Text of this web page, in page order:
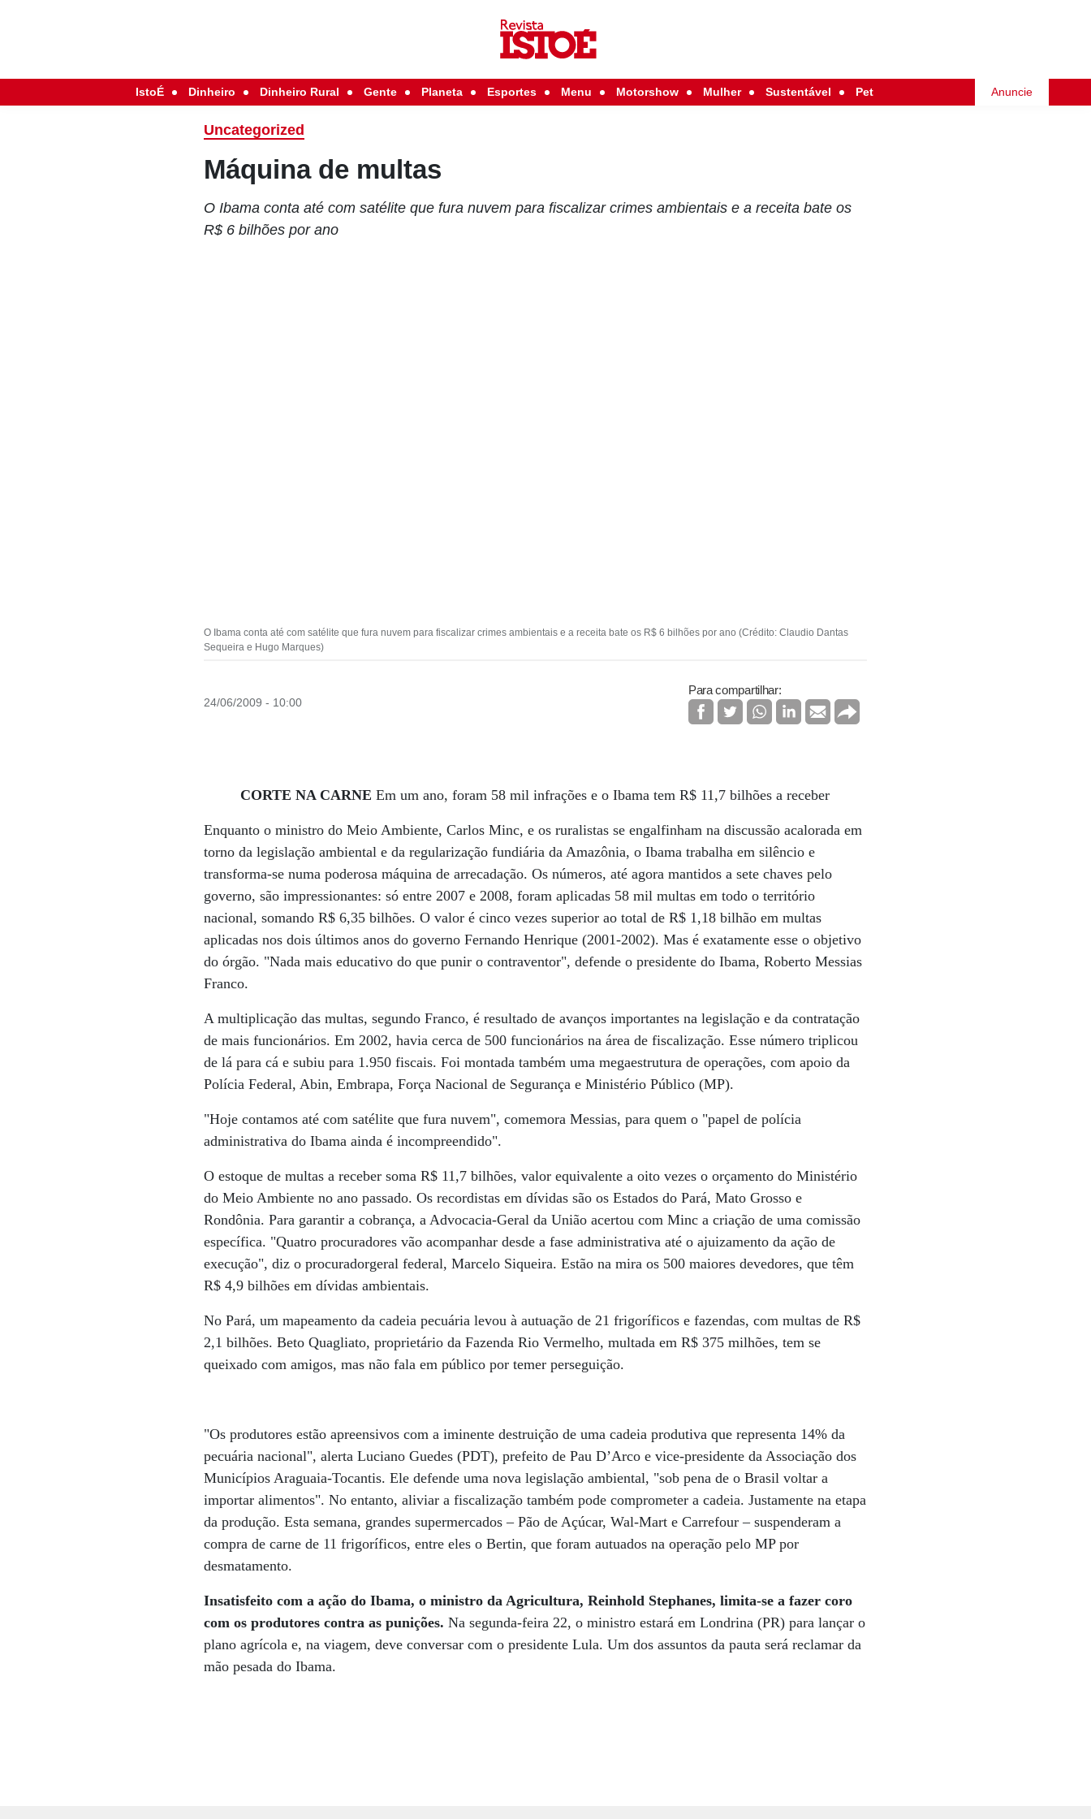
IstoÉ Dinheiro Dinheiro Rural Gente Planeta Esportes Menu Motorshow Mulher Sustentável Pet Anuncie
Uncategorized
Máquina de multas
O Ibama conta até com satélite que fura nuvem para fiscalizar crimes ambientais e a receita bate os
R$ 6 bilhões por ano
O Ibama conta até com satélite que fura nuvem para fiscalizar crimes ambientais e a receita bate os R$ 6 bilhões por ano (Crédito: Claudio Dantas
Sequeira e Hugo Marques)
24/06/2009 - 10:00
Para compartilhar:
CORTE NA CARNEEm um ano, foram 58 mil infrações e o Ibama tem R$ 11,7 bilhões a receber
Enquanto o ministro do Meio Ambiente, Carlos Minc, e os ruralistas se engalfinham na discussão acalorada em
torno da legislação ambiental e da regularização fundiária da Amazônia, o Ibama trabalha em silêncio e
transforma-se numa poderosa máquina de arrecadação. Os números, até agora mantidos a sete chaves pelo
governo, são impressionantes: só entre 2007 e 2008, foram aplicadas 58 mil multas em todo o território
nacional, somando R$ 6,35 bilhões. O valor é cinco vezes superior ao total de R$ 1,18 bilhão em multas
aplicadas nos dois últimos anos do governo Fernando Henrique (2001-2002). Mas é exatamente esse o objetivo
do órgão. "Nada mais educativo do que punir o contraventor", defende o presidente do Ibama, Roberto Messias
Franco.
A multiplicação das multas, segundo Franco, é resultado de avanços importantes na legislação e da contratação
de mais funcionários. Em 2002, havia cerca de 500 funcionários na área de fiscalização. Esse número triplicou
de lá para cá e subiu para 1.950 fiscais. Foi montada também uma megaestrutura de operações, com apoio da
Polícia Federal, Abin, Embrapa, Força Nacional de Segurança e Ministério Público (MP).
"Hoje contamos até com satélite que fura nuvem", comemora Messias, para quem o "papel de polícia
administrativa do Ibama ainda é incompreendido".
O estoque de multas a receber soma R$ 11,7 bilhões, valor equivalente a oito vezes o orçamento do Ministério
do Meio Ambiente no ano passado. Os recordistas em dívidas são os Estados do Pará, Mato Grosso e
Rondônia. Para garantir a cobrança, a Advocacia-Geral da União acertou com Minc a criação de uma comissão
específica. "Quatro procuradores vão acompanhar desde a fase administrativa até o ajuizamento da ação de
execução", diz o procuradorgeral federal, Marcelo Siqueira. Estão na mira os 500 maiores devedores, que têm
R$ 4,9 bilhões em dívidas ambientais.
No Pará, um mapeamento da cadeia pecuária levou à autuação de 21 frigoríficos e fazendas, com multas de R$
2,1 bilhões. Beto Quagliato, proprietário da Fazenda Rio Vermelho, multada em R$ 375 milhões, tem se
queixado com amigos, mas não fala em público por temer perseguição.
"Os produtores estão apreensivos com a iminente destruição de uma cadeia produtiva que representa 14% da
pecuária nacional", alerta Luciano Guedes (PDT), prefeito de Pau D’Arco e vice-presidente da Associação dos
Municípios Araguaia-Tocantis. Ele defende uma nova legislação ambiental, "sob pena de o Brasil voltar a
importar alimentos". No entanto, aliviar a fiscalização também pode comprometer a cadeia. Justamente na etapa
da produção. Esta semana, grandes supermercados – Pão de Açúcar, Wal-Mart e Carrefour – suspenderam a
compra de carne de 11 frigoríficos, entre eles o Bertin, que foram autuados na operação pelo MP por
desmatamento.
Insatisfeito com a ação do Ibama, o ministro da Agricultura, Reinhold Stephanes, limita-se a fazer coro
com os produtores contra as punições. Na segunda-feira 22, o ministro estará em Londrina (PR) para lançar o
plano agrícola e, na viagem, deve conversar com o presidente Lula. Um dos assuntos da pauta será reclamar da
mão pesada do Ibama.